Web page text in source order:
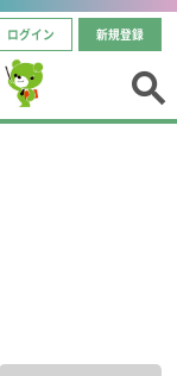
ログイン 新規登録